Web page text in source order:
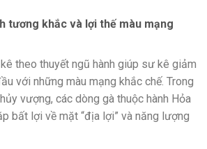
tương khắc và lợi thế màu mạng
theo thuyết ngũ hành giúp sư kê giảm
với những màu mạng khắc chế. Trong
vượng, các dòng gà thuộc hành Hỏa
bất lợi về mặt “địa lợi” và năng lượng